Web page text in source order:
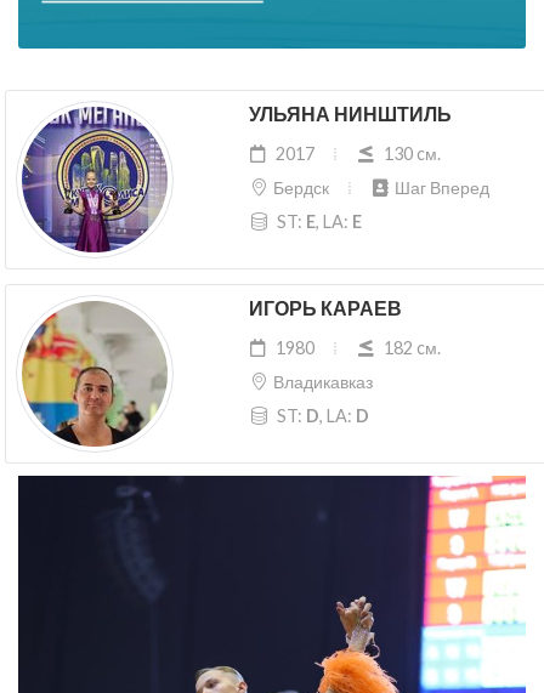
УЛЬЯНА НИНШТИЛЬ
2017
130 cм.
Бердск
Шаг Вперед
ST: E, LA: E
ИГОРЬ КАРАЕВ
1980
182 cм.
Владикавказ
ST: D, LA: D